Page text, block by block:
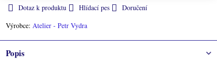
Dotaz k produktu Hlídací pes
Doručení
Výrobce: Atelier - Petr Vydra
Popis